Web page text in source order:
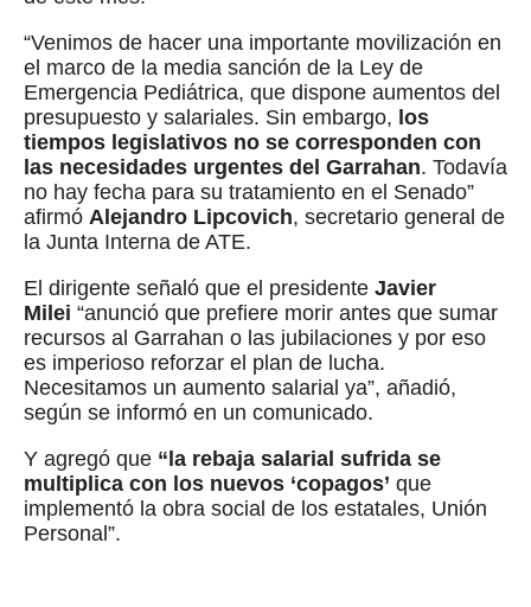
“Venimos de hacer una importante movilización en
el marco de la media sanción de la Ley de
Emergencia Pediátrica, que dispone aumentos del
presupuesto y salariales. Sin embargo, los
tiempos legislativos no se corresponden con
las necesidades urgentes del Garrahan. Todavía
no hay fecha para su tratamiento en el Senado”
afirmó Alejandro Lipcovich, secretario general de
la Junta Interna de ATE.
El dirigente señaló que el presidente Javier
Milei “anunció que prefiere morir antes que sumar
recursos al Garrahan o las jubilaciones y por eso
es imperioso reforzar el plan de lucha.
Necesitamos un aumento salarial ya”, añadió,
según se informó en un comunicado.
Y agregó que “la rebaja salarial sufrida se
multiplica con los nuevos ‘copagos’ que
implementó la obra social de los estatales, Unión
Personal”.